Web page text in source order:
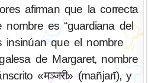
afirman que la correcta
nombre es “guardiana del
insinúan que el nombre
de Margaret, nombre
«मञ्जरी» (mañjarī), y